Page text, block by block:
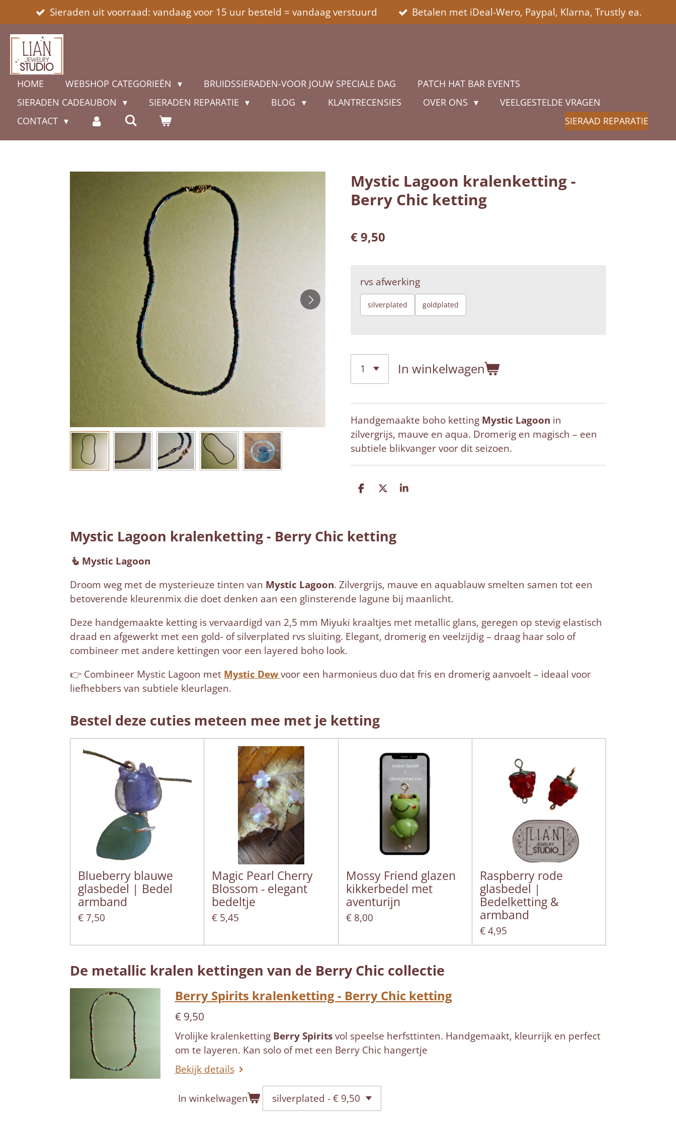
direct
naar
hoofdinhoud
Sieraden uit voorraad: vandaag voor 15 uur besteld = vandaag verstuurd Betalen met iDeal-Wero, Paypal, Klarna, Trustly ea.
HOME WEBSHOP CATEGORIEËN BRUIDSSIERADEN-VOOR JOUW SPECIALE DAG
PATCH HAT BAR EVENTS
SIERADEN CADEAUBON
SIERADEN REPARATIE BLOG KLANTRECENSIES OVER ONS
VEELGESTELDE VRAGEN
CONTACT
SIERAAD REPARATIE
Mystic Lagoon kralenketting -
Berry Chic ketting
€ 9,50
rvs afwerking
silverplated goldplated
In winkelwagen
Handgemaakte boho ketting Mystic Lagoon in
zilvergrijs, mauve en aqua. Dromerig en magisch – een
subtiele blikvanger voor dit seizoen.
D
n
D
S
Mystic Lagoon kralenketting - Berry Chic ketting
🧜 Mystic Lagoon
Droom weg met de mysterieuze tinten van Mystic Lagoon. Zilvergrijs, mauve en aquablauw smelten samen tot een
betoverende kleurenmix die doet denken aan een glinsterende lagune bij maanlicht.
Deze handgemaakte ketting is vervaardigd van 2,5 mm Miyuki kraaltjes met metallic glans, geregen op stevig elastisch
draad en afgewerkt met een gold- of silverplated rvs sluiting. Elegant, dromerig en veelzijdig – draag haar solo of
combineer met andere kettingen voor een layered boho look.
👉 Combineer Mystic Lagoon met Mystic Dewvoor een harmonieus duo dat fris en dromerig aanvoelt – ideaal voor
liefhebbers van subtiele kleurlagen.
Bestel deze cuties meteen mee met je ketting
Blueberry blauwe
glasbedel | Bedel
armband
€ 7,50
Magic Pearl Cherry
Blossom - elegant
bedeltje
€ 5,45
Mossy Friend glazen
kikkerbedel met
aventurijn
€ 8,00
Raspberry rode
glasbedel |
Bedelketting &
armband
€ 4,95
De metallic kralen kettingen van de Berry Chic collectie
Berry Spirits kralenketting - Berry Chic ketting
€ 9,50
Vrolijke kralenketting Berry Spiritsvol speelse herfsttinten. Handgemaakt, kleurrijk en perfect
om te layeren. Kan solo of met een Berry Chic hangertje
Bekijk details
In winkelwagen